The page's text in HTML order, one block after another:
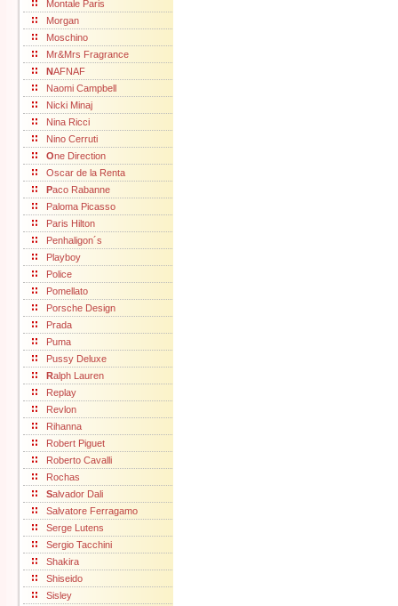
Montale Paris
Morgan
Moschino
Mr&Mrs Fragrance
NAFNAF
Naomi Campbell
Nicki Minaj
Nina Ricci
Nino Cerruti
One Direction
Oscar de la Renta
Paco Rabanne
Paloma Picasso
Paris Hilton
Penhaligon´s
Playboy
Police
Pomellato
Porsche Design
Prada
Puma
Pussy Deluxe
Ralph Lauren
Replay
Revlon
Rihanna
Robert Piguet
Roberto Cavalli
Rochas
Salvador Dali
Salvatore Ferragamo
Serge Lutens
Sergio Tacchini
Shakira
Shiseido
Sisley